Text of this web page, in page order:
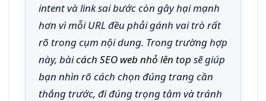
intent và link sai bước còn gây hại mạnh
hơn vì mỗi URL đều phải gánh vai trò rất
rõ trong cụm nội dung. Trong trường hợp
này, bàicách SEO web nhỏ lên top sẽ giúp
bạn nhìn rõ cách chọn đúng trang cần
thắng trước, đi đúng trọng tâm và tránh